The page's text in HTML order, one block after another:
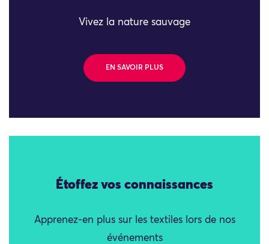
Vivez la nature sauvage
EN SAVOIR PLUS
Étoffez vos connaissances
Apprenez-en plus sur les textiles lors de nos
événements